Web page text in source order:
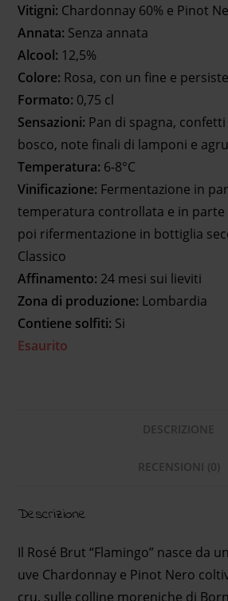
Vitigni: Chardonnay 60% e Pinot
Annata: Senza annata
Alcool: 12,5%
Colore: Rosa, con un fine e
Formato: 0,75 cl
Sensazioni: Pan di spagna,
bosco, note finali di lamponi e
Temperatura: 6-8°C
Vinificazione: Fermentazione in
temperatura controllata e in parte
poi rifermentazione in bottiglia
Classico
Affinamento: 24 mesi sui lieviti
Zona di produzione: Lombardia
Contiene solfiti: Si
Esaurito
DESCRIZIONE
RECENSIONI (0)
Descrizione
Il Rosé Brut “Flamingo” nasce da
uve Chardonnay e Pinot Nero
cru, sulle colline moreniche di